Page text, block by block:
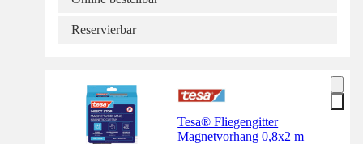
Reservierbar
Tesa® Fliegengitter
Magnetvorhang 0,8x2 m